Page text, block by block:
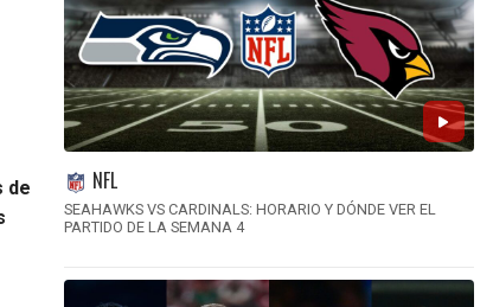
de
NFL
SEAHAWKS VS CARDINALS: HORARIO Y DÓNDE VER EL
PARTIDO DE LA SEMANA 4